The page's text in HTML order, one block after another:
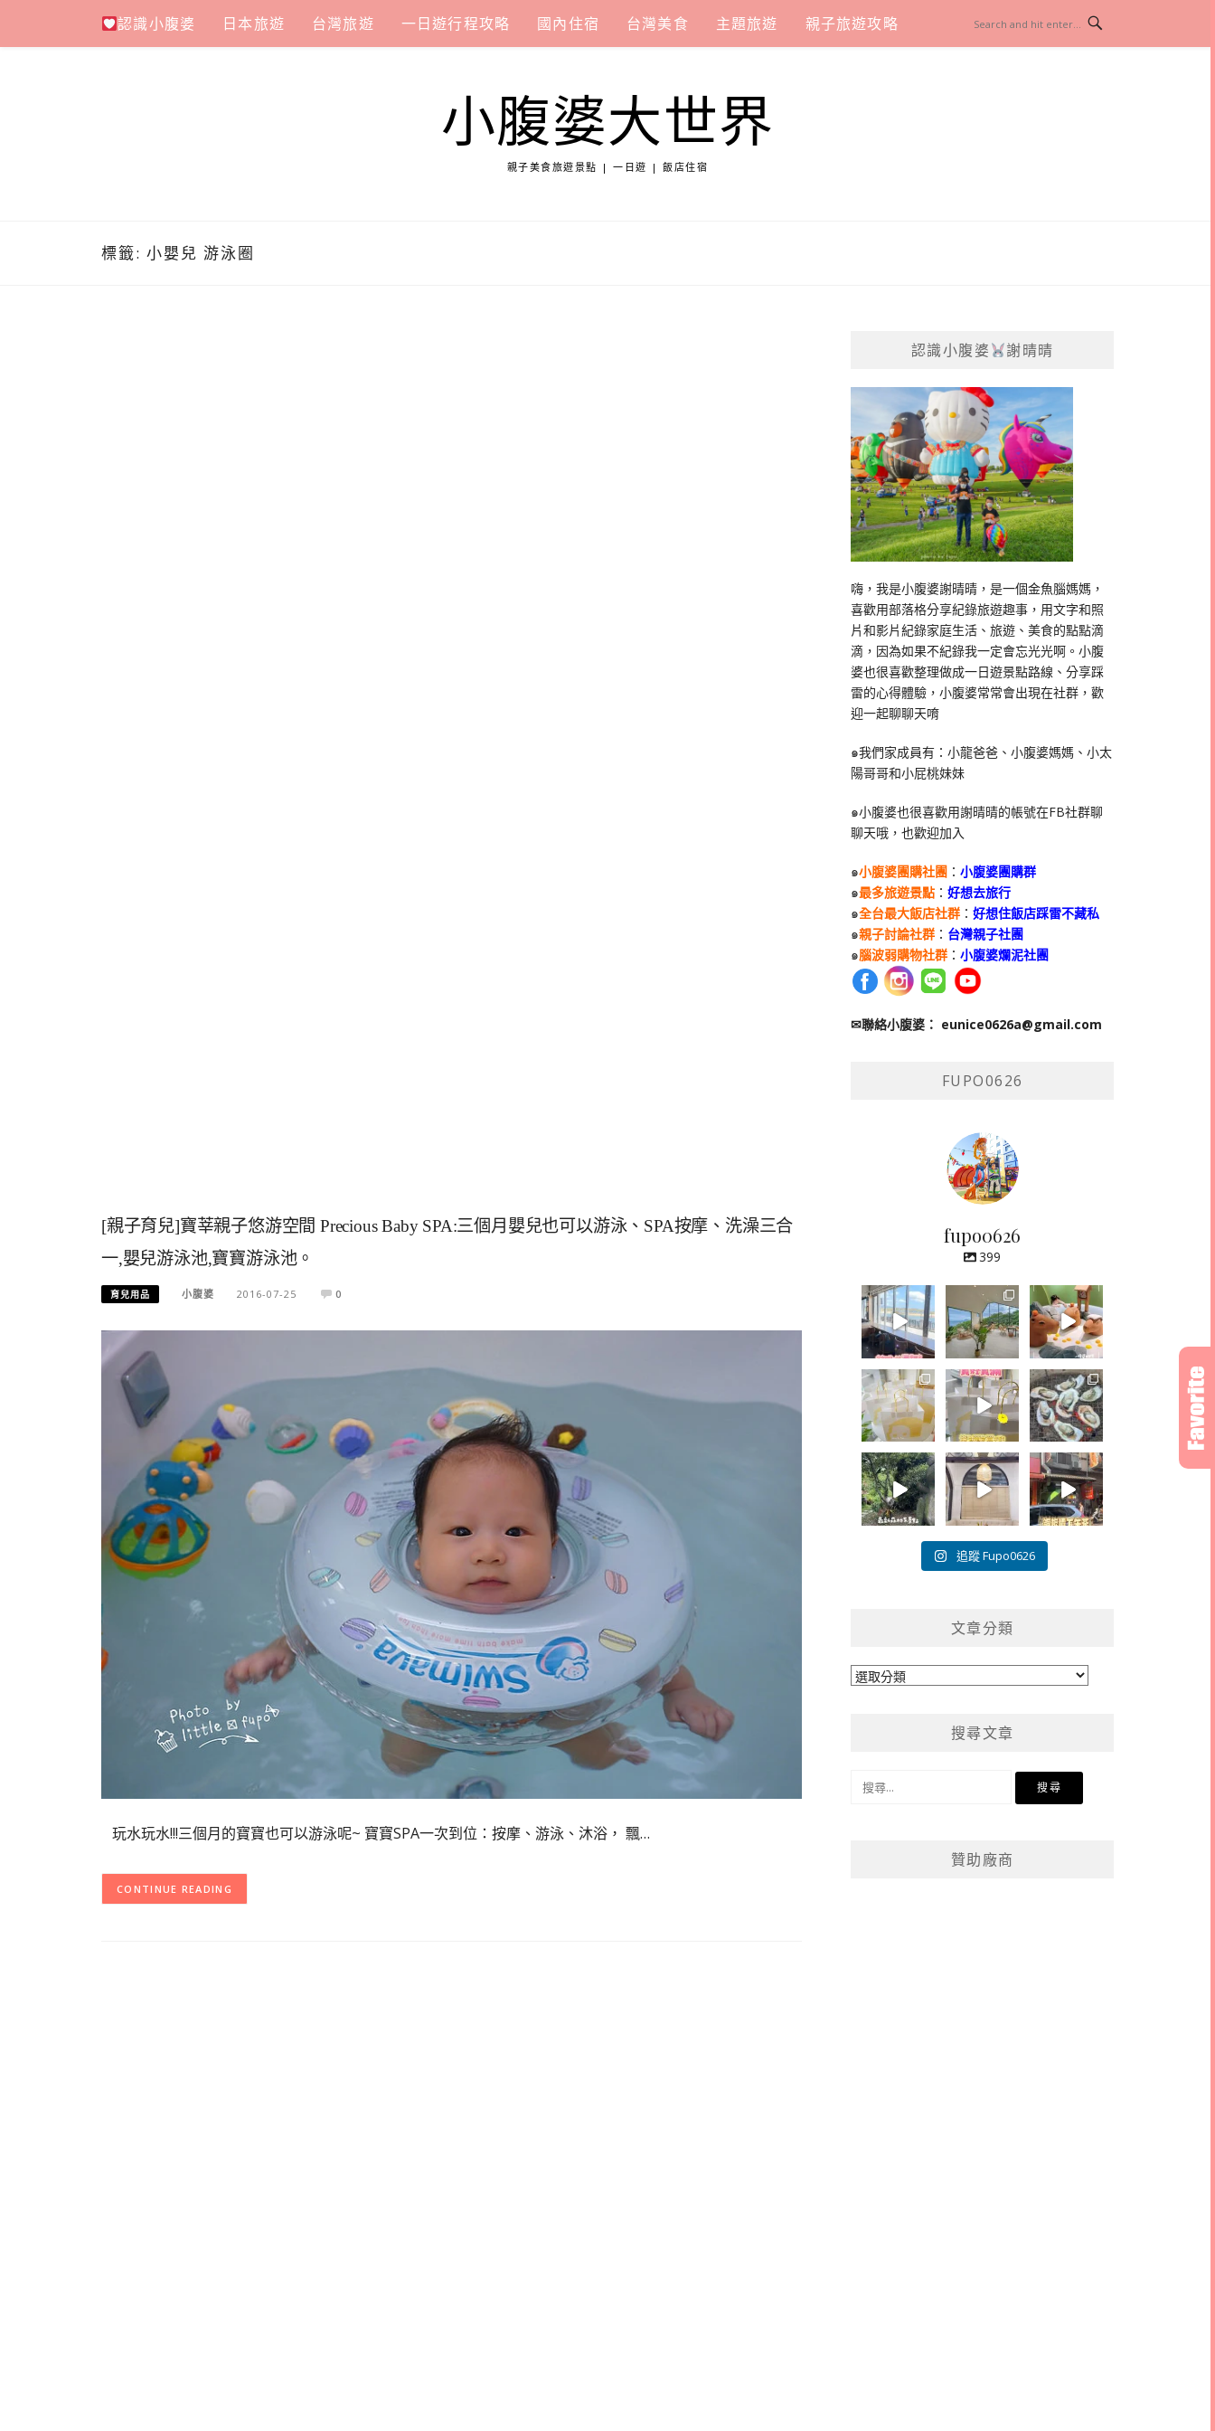
content
認識小腹婆 日本旅遊 台灣旅遊 一日遊行程攻略 國內住宿 台灣美食 主題旅遊 親子旅遊攻略
小腹婆大世界
親子美食旅遊景點 | 一日遊 | 飯店住宿
標籤: 小嬰兒 游泳圈
[親子育兒]寶莘親子悠游空間 Precious Baby SPA:三個月嬰兒也可以游泳、SPA按摩、洗澡三合
一,嬰兒游泳池,寶寶游泳池。
育兒用品 小腹婆 2016-07-25 0
玩水玩水!!!三個月的寶寶也可以游泳呢~ 寶寶SPA一次到位：按摩、游泳、沐浴， 飄…
CONTINUE READING
認識小腹婆 謝晴晴
嗨，我是小腹婆謝晴晴，是一個金魚腦媽媽，
喜歡用部落格分享紀錄旅遊趣事，用文字和照
片和影片紀錄家庭生活、旅遊、美食的點點滴
滴，因為如果不紀錄我一定會忘光光啊。小腹
婆也很喜歡整理做成一日遊景點路線、分享踩
雷的心得體驗，小腹婆常常會出現在社群，歡
迎一起聊聊天唷
๑我們家成員有：小龍爸爸、小腹婆媽媽、小太
陽哥哥和小屁桃妹妹
๑小腹婆也很喜歡用謝晴晴的帳號在FB社群聊
聊天哦，也歡迎加入
๑小腹婆團購社團 ：小腹婆團購群
๑最多旅遊景點 ：好想去旅行
๑全台最大飯店社群 ：好想住飯店踩雷不藏私
๑親子討論社群 ： 台灣親子社團
๑腦波弱購物社群 ：小腹婆爛泥社團
✉聯絡小腹婆： eunice0626a@gmail.com
FUPO0626
fupo0626
399
追蹤 Fupo0626
文章分類
文
搜尋文章
贊助廠商